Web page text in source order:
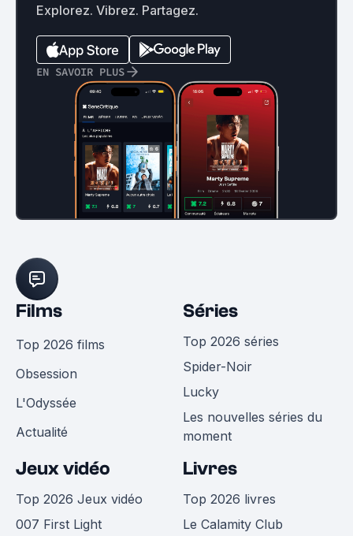
Explorez. Vibrez. Partagez.
EN SAVOIR PLUS
Films
Top 2026 films
Obsession
L'Odyssée
Actualité
Séries
Top 2026 séries
Spider-Noir
Lucky
Les nouvelles séries du
moment
Jeux vidéo
Top 2026 Jeux vidéo
007 First Light
Livres
Top 2026 livres
Le Calamity Club